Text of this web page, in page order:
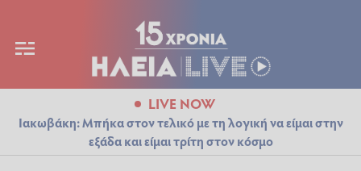
LIVE NOW
Ιακωβάκη: Μπήκα στον τελικό με τη λογική να είμαι στην
εξάδα και είμαι τρίτη στον κόσμο